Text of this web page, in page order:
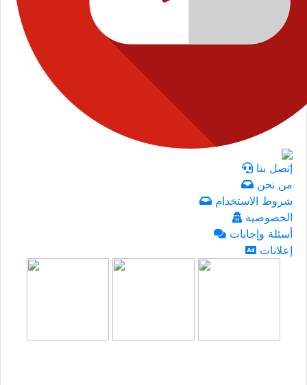
إتصل بنا
من نحن
شروط الاستخدام
الخصوصية
أسئلة وإجابات
إعلانات